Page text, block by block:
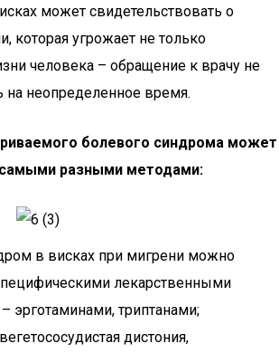
может свидетельствовать о
которая угрожает не только
человека – обращение к врачу не
на неопределенное время.
болевого синдрома может
разными методами:
в висках при мигрени можно
лекарственными
эрготаминами, триптанами;
дистония,